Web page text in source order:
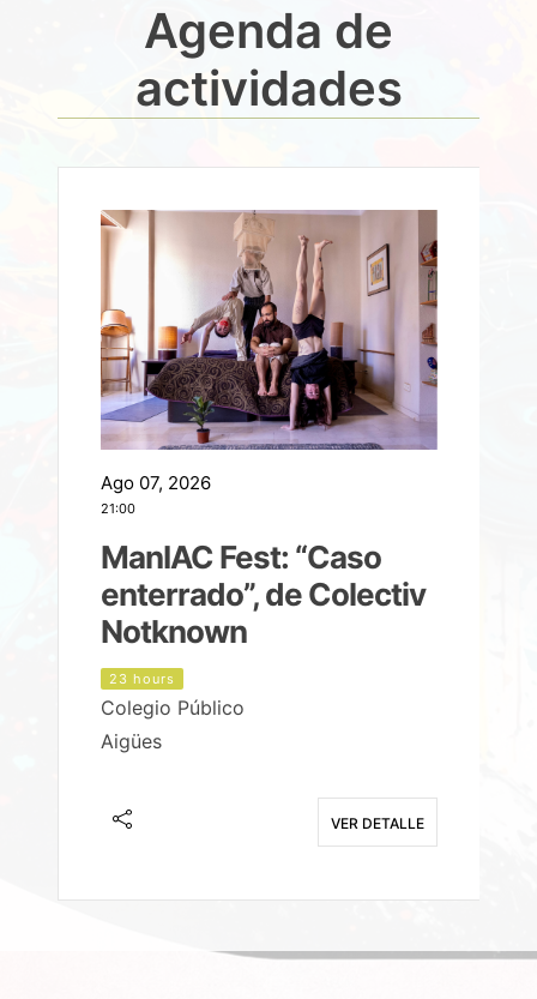
Agenda de
actividades
Ago 07, 2026
21:00
ManIAC Fest: “Caso
enterrado”, de Colectiv
Notknown
23 hours
Colegio Público
Aigües
VER DETALLE